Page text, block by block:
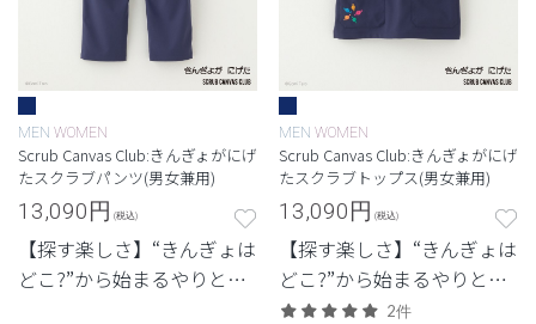
MEN WOMEN
Scrub Canvas Club:きんぎょがにげ
たスクラブパンツ(男女兼用)
13,090円 (税込)
【探す楽しさ】“きんぎょは
どこ?”から始まるやりと
MEN WOMEN
Scrub Canvas Club:きんぎょがにげ
たスクラブトップス(男女兼用)
13,090円 (税込)
【探す楽しさ】“きんぎょは
どこ?”から始まるやりと
り。会話が自然に生まれる
2件